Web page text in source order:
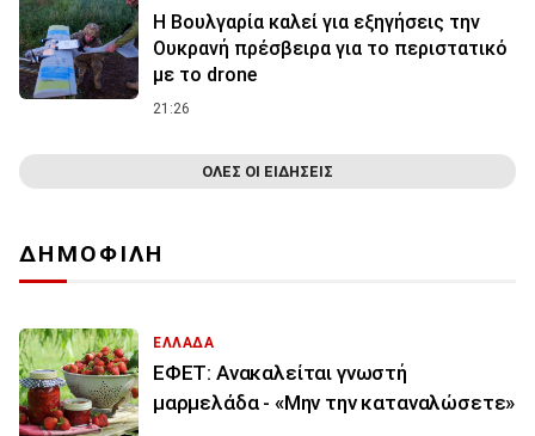
Η Βουλγαρία καλεί για εξηγήσεις την
Ουκρανή πρέσβειρα για το περιστατικό
με το drone
21:26
ΟΛΕΣ ΟΙ ΕΙΔΗΣΕΙΣ
ΔΗΜΟΦΙΛΗ
ΕΛΛΑΔΑ
ΕΦΕΤ: Ανακαλείται γνωστή
μαρμελάδα - «Μην την καταναλώσετε»